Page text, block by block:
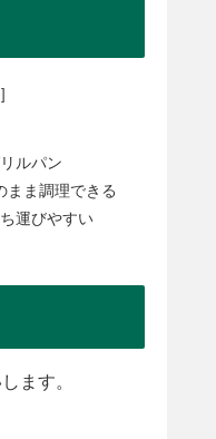
ルパン
まま調理できる
運びやすい
ます。